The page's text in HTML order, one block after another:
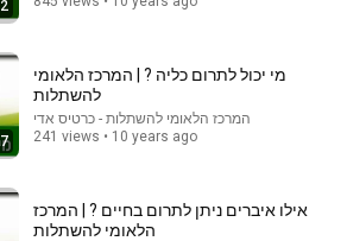
That Can Trigger Rapid
מי יכול לתרום כליה ? | המרכז הלאומי
להשתלות
המרכז הלאומי להשתלות - כרטיס אדי
241 views • 10 years ago
אילו איברים ניתן לתרום בחיים ? | המרכז
הלאומי להשתלות